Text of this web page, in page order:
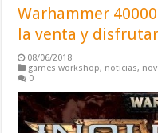
Warhammer
la venta y
08/06/2018
games workshop, noticias,
0